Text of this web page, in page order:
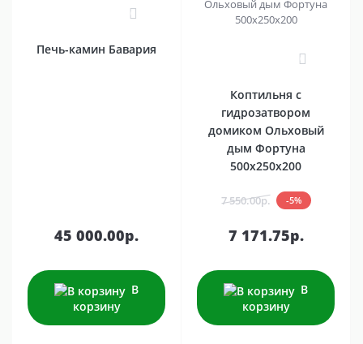
Печь-камин Бавария
45 000.00р.
В
корзину
Коптильня с
гидрозатвором
домиком Ольховый
дым Фортуна
500х250х200
7 550.00р. -5%
7 171.75р.
В
корзину